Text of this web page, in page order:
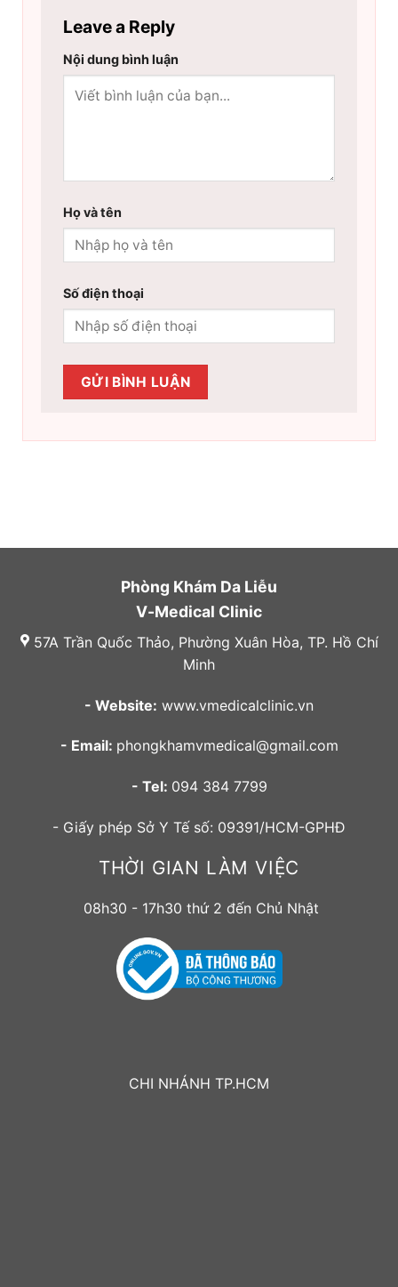
Leave a Reply
Nội dung bình luận
Họ và tên
Số điện thoại
Phòng Khám Da Liễu
V-Medical Clinic
57A Trần Quốc Thảo, Phường Xuân Hòa, TP. Hồ Chí
Minh
- Website: www.vmedicalclinic.vn
- Email: phongkhamvmedical@gmail.com
- Tel: 094 384 7799
- Giấy phép Sở Y Tế số: 09391/HCM-GPHĐ
THỜI GIAN LÀM VIỆC
08h30 - 17h30 thứ 2 đến Chủ Nhật
CHI NHÁNH TP.HCM